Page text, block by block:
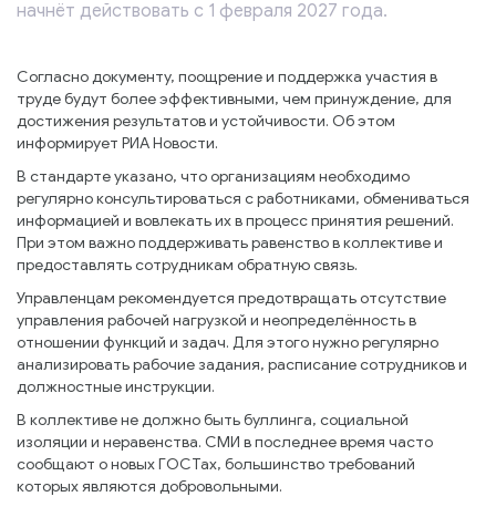
начнёт действовать с 1 февраля 2027 года.
Согласно документу, поощрение и поддержка участия в
труде будут более эффективными, чем принуждение, для
достижения результатов и устойчивости. Об этом
информирует РИА Новости.
В стандарте указано, что организациям необходимо
регулярно консультироваться с работниками, обмениваться
информацией и вовлекать их в процесс принятия решений.
При этом важно поддерживать равенство в коллективе и
предоставлять сотрудникам обратную связь.
Управленцам рекомендуется предотвращать отсутствие
управления рабочей нагрузкой и неопределённость в
отношении функций и задач. Для этого нужно регулярно
анализировать рабочие задания, расписание сотрудников и
должностные инструкции.
В коллективе не должно быть буллинга, социальной
изоляции и неравенства. СМИ в последнее время часто
сообщают о новых ГОСТах, большинство требований
которых являются добровольными.